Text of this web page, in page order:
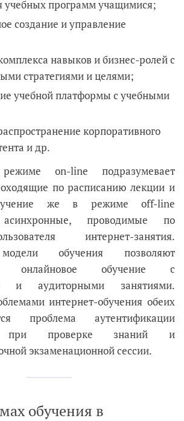
учебных программ учащимися;
создание и управление
навыков и бизнес-ролей с
стратегиями и целями;
учебной платформы с учебными
корпоративного
и др.
on-line подразумевает
по расписанию лекции и
же в режиме off-line
асинхронные, проводимые по
интернет-занятия.
обучения позволяют
онлайновое обучение с
и аудиторными занятиями.
интернет-обучения обеих
проблема аутентификации
при проверке знаний и
экзаменационной сессии.
обучения в